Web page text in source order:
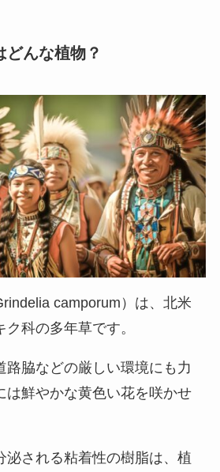
どんな植物？
camporum）は、北米
科の多年草です。
路脇などの厳しい環境にも力
は鮮やかな黄色い花を咲かせ
泌される粘着性の樹脂は、植